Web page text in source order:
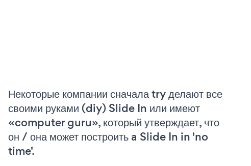
Некоторые компании сначала try делают все
своими руками (diy) Slide In или имеют
«computer guru», который утверждает, что
он / она может построить a Slide In in 'no
time'.